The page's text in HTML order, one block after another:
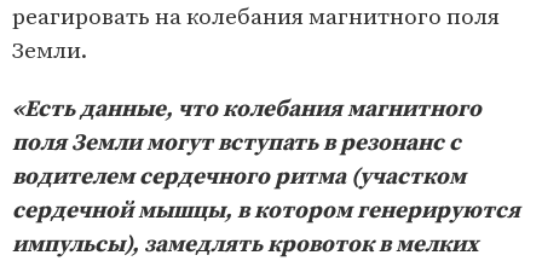
реагировать на колебания магнитного поля
Земли.
«Есть данные, что колебания магнитного
поля Земли могут вступать в резонанс с
водителем сердечного ритма (участком
сердечной мышцы, в котором генерируются
импульсы), замедлять кровоток в мелких